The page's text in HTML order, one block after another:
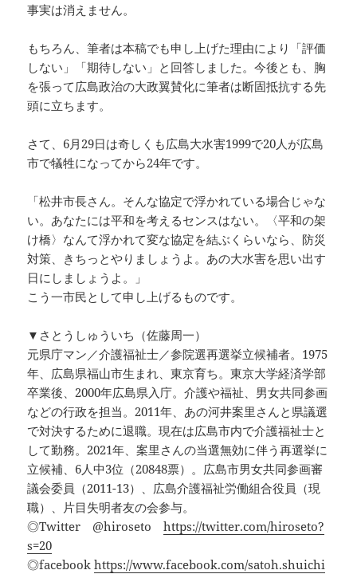
事実は消えません。
もちろん、筆者は本稿でも申し上げた理由により「評価
しない」「期待しない」と回答しました。今後とも、胸
を張って広島政治の大政翼賛化に筆者は断固抵抗する先
頭に立ちます。
さて、6月29日は奇しくも広島大水害1999で20人が広島
市で犠牲になってから24年です。
「松井市長さん。そんな協定で浮かれている場合じゃな
い。あなたには平和を考えるセンスはない。〈平和の架
け橋〉なんて浮かれて変な協定を結ぶくらいなら、防災
対策、きちっとやりましょうよ。あの大水害を思い出す
日にしましょうよ。」
こう一市民として申し上げるものです。
▼さとうしゅういち（佐藤周一）
元県庁マン／介護福祉士／参院選再選挙立候補者。1975
年、広島県福山市生まれ、東京育ち。東京大学経済学部
卒業後、2000年広島県入庁。介護や福祉、男女共同参画
などの行政を担当。2011年、あの河井案里さんと県議選
で対決するために退職。現在は広島市内で介護福祉士と
して勤務。2021年、案里さんの当選無効に伴う再選挙に
立候補、6人中3位（20848票）。広島市男女共同参画審
議会委員（2011-13）、広島介護福祉労働組合役員（現
職）、片目失明者友の会参与。
◎Twitter @hirosetohttps://twitter.com/hiroseto?
s=20
◎facebookhttps://www.facebook.com/satoh.shuichi